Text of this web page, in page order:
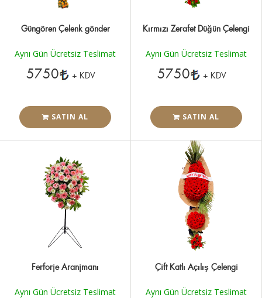
Güngören Çelenk gönder
Aynı Gün Ücretsiz Teslimat
5750 + KDV
SATIN AL
Kırmızı Zerafet Düğün Çelengi
Aynı Gün Ücretsiz Teslimat
5750 + KDV
SATIN AL
Ferforje Aranjmanı
Aynı Gün Ücretsiz Teslimat
Çift Katlı Açılış Çelengi
Aynı Gün Ücretsiz Teslimat